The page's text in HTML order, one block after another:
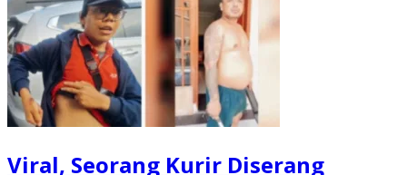
Viral, Seorang Kurir Diserang